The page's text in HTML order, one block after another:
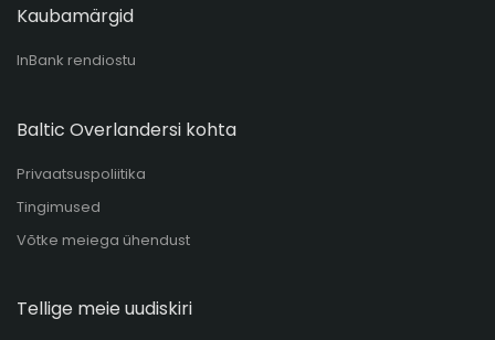
Kaubamärgid
InBank rendiostu
Baltic Overlandersi kohta
Privaatsuspoliitika
Tingimused
Võtke meiega ühendust
Tellige meie uudiskiri